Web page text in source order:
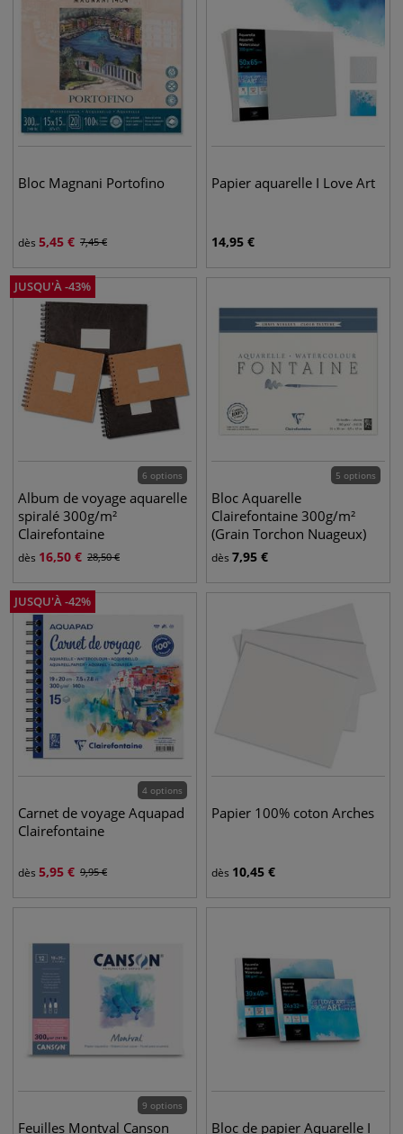
Bloc Magnani Portofino
dès 5,45 € 7,45€
Papier aquarelle I Love Art
14,95 €
JUSQU'À-43%
6 options
Album de voyage aquarelle
spiralé 300g/m²
Clairefontaine
dès 16,50 € 28,50€
5 options
Bloc Aquarelle
Clairefontaine 300g/m²
(Grain Torchon Nuageux)
dès 7,95 €
JUSQU'À-42%
4 options
Carnet de voyage Aquapad
Clairefontaine
dès 5,95 € 9,95€
Papier 100% coton Arches
dès 10,45 €
9 options
Feuilles Montval Canson Bloc de papier Aquarelle I